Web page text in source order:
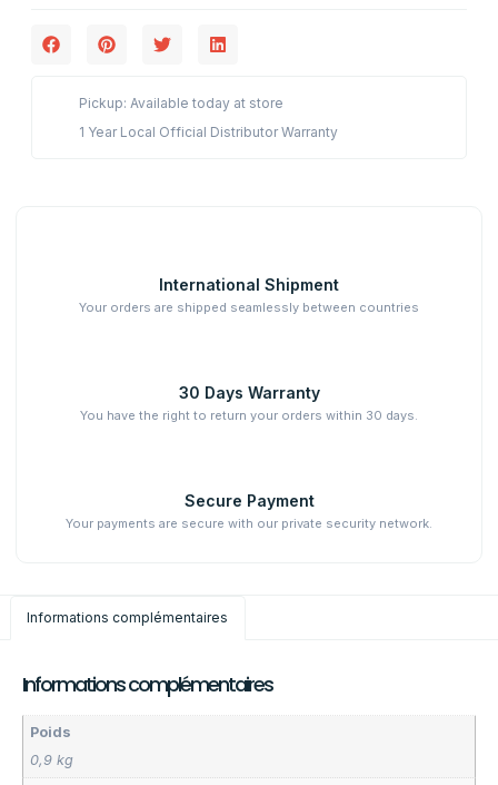
Pickup: Available today at store
1 Year Local Official Distributor Warranty
International Shipment
Your orders are shipped seamlessly between countries
30 Days Warranty
You have the right to return your orders within 30 days.
Secure Payment
Your payments are secure with our private security network.
Informations complémentaires
Informations complémentaires
Poids
0,9 kg